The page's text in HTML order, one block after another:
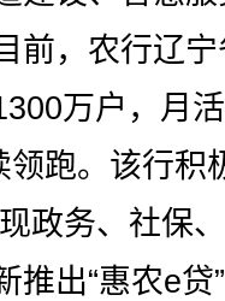
前，农行辽
万户，月
跑。该行积
政务、社保
出“惠农e贷